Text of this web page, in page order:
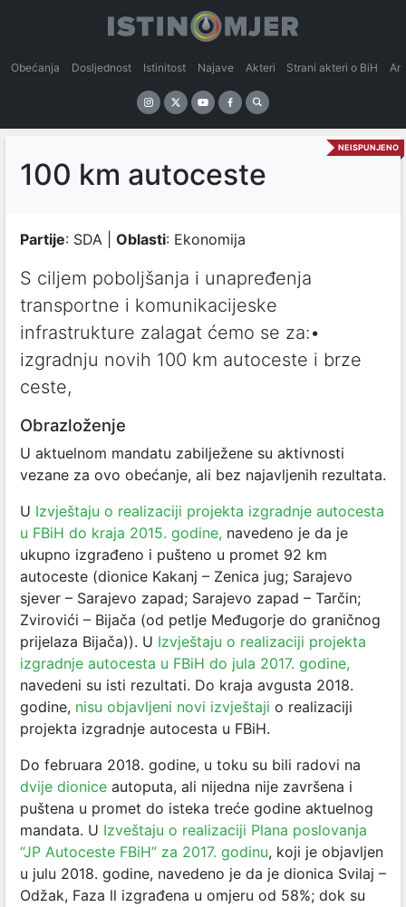
Obećanja Dosljednost Istinitost Najave Akteri Strani akteri o BiH
NEISPUNJENO
100 km autoceste
Partije: SDA | Oblasti: Ekonomija
S ciljem poboljšanja i unapređenja
transportne i komunikacijeske
infrastrukture zalagat ćemo se za:•
izgradnju novih 100 km autoceste i brze
ceste,
Obrazloženje
U aktuelnom mandatu zabilježene su aktivnosti
vezane za ovo obećanje, ali bez najavljenih rezultata.
U Izvještaju o realizaciji projekta izgradnje autocesta
u FBiH do kraja 2015. godine, navedeno je da je
ukupno izgrađeno i pušteno u promet 92 km
autoceste (dionice Kakanj – Zenica jug; Sarajevo
sjever – Sarajevo zapad; Sarajevo zapad – Tarčin;
Zvirovići – Bijača (od petlje Međugorje do graničnog
prijelaza Bijača)). U Izvještaju o realizaciji projekta
izgradnje autocesta u FBiH do jula 2017. godine,
navedeni su isti rezultati. Do kraja avgusta 2018.
godine, nisu objavljeni novi izvještaji o realizaciji
projekta izgradnje autocesta u FBiH.
Do februara 2018. godine, u toku su bili radovi na
dvije dionice autoputa, ali nijedna nije završena i
puštena u promet do isteka treće godine aktuelnog
mandata. U Izveštaju o realizaciji Plana poslovanja
“JP Autoceste FBiH” za 2017. godinu, koji je objavljen
u julu 2018. godine, navedeno je da je dionica Svilaj –
Odžak, Faza ll izgrađena u omjeru od 58%; dok su